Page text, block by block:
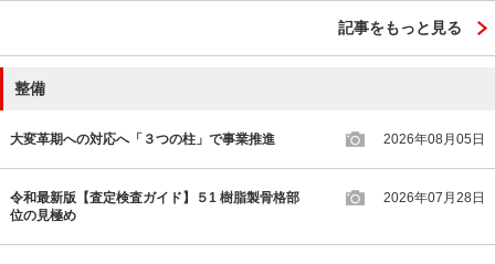
記事をもっと見る
整備
大変革期への対応へ「３つの柱」で事業推進 2026年08月05日
令和最新版【査定検査ガイド】５1 樹脂製骨格部
位の見極め
2026年07月28日